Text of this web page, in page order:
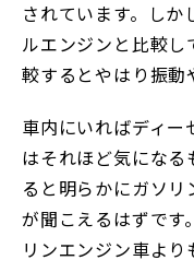
されています。し
ルエンジンと比較
較するとやはり振動
車内にいればディ
はそれほど気にな
ると明らかにガソ
が聞こえるはずです
リンエンジン車よ